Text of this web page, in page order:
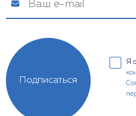
Я
Подписаться